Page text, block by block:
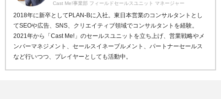
Cast Me!事業部 フィールドセールスユニット マネージャー
2018年に新卒としてPLAN-Bに入社。東日本営業のコンサルタントとし
てSEOや広告、SNS、クリエイティブ領域でコンサルタントを経験。
2021年から「Cast Me!」のセールスユニットを立ち上げ、営業戦略やメ
ンバーマネジメント、セールスイネーブルメント、パートナーセールス
など行いつつ、プレイヤーとしても活動中。